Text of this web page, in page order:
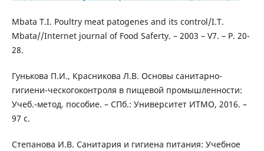
Mbata T.I. Poultry meat patogenes and its control/I.T.
Mbata//Internet journal of Food Saferty. – 2003 – V7. – Р. 20-
28.
Гунькова П.И., Красникова Л.В. Основы санитарно-
гигиени-ческогоконтроля в пищевой промышленности:
Учеб.-метод. пособие. – СПб.: Университет ИТМО, 2016. –
97 с.
Степанова И.В. Санитария и гигиена питания: Учебное